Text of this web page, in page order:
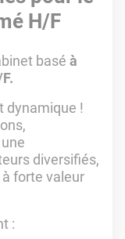
H/F
basé à
dynamique !
diversifiés,
à forte valeur
: